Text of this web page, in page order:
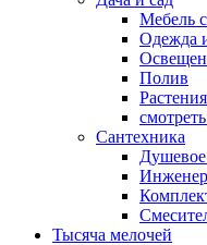
Мебель
Одежда
Полив
Сантехника
Душевое
Тысяча мелочей